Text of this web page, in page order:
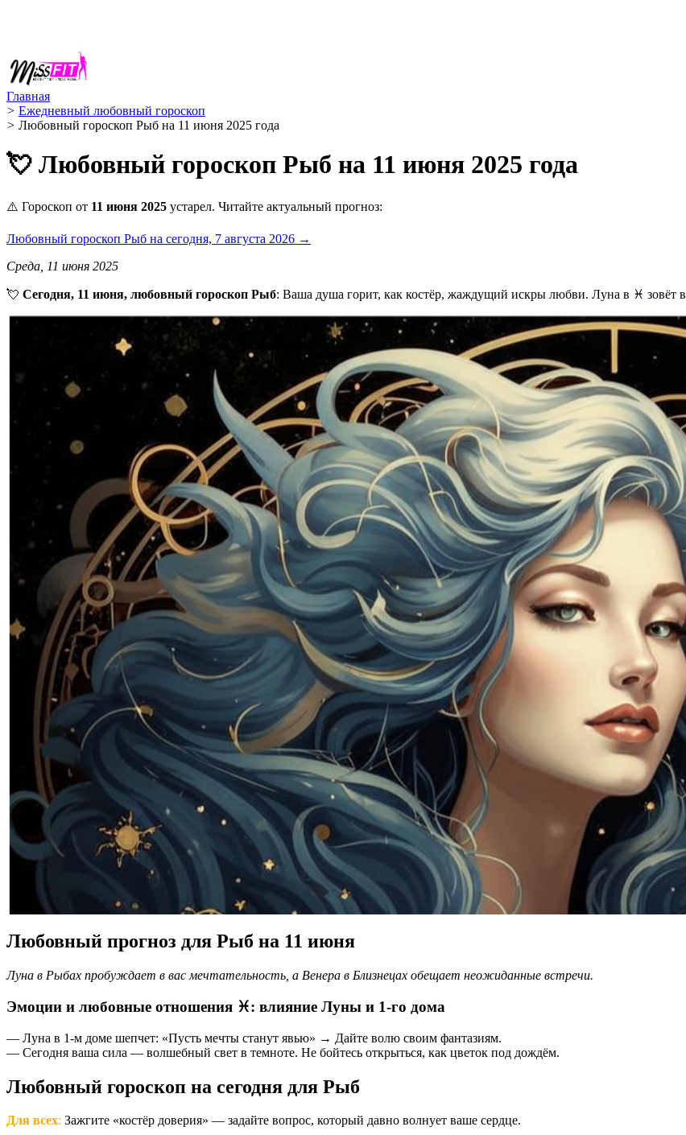
Главная
> Ежедневный любовный гороскоп
> Любовный гороскоп Рыб на 11 июня 2025 года
💘 Любовный гороскоп Рыб на 11 июня 2025 года
⚠️ Гороскоп от 11 июня 2025 устарел. Читайте актуальный прогноз:
Любовный гороскоп Рыб на сегодня, 7 августа 2026 →
Среда, 11 июня 2025
💘 Сегодня, 11 июня, любовный гороскоп Рыб: Ваша душа горит, как костёр, жаждущий искры любви. Луна в ♓️ зовёт
Любовный прогноз для Рыб на 11 июня
Луна в Рыбах пробуждает в вас мечтательность, а Венера в Близнецах обещает неожиданные встречи.
Эмоции и любовные отношения ♓️: влияние Луны и 1-го дома
— Луна в 1-м доме шепчет: «Пусть мечты станут явью» → Дайте волю своим фантазиям.
— Сегодня ваша сила — волшебный свет в темноте. Не бойтесь открыться, как цветок под дождём.
Любовный гороскоп на сегодня для Рыб
Для всех: Зажгите «костёр доверия» — задайте вопрос, который давно волнует ваше сердце.